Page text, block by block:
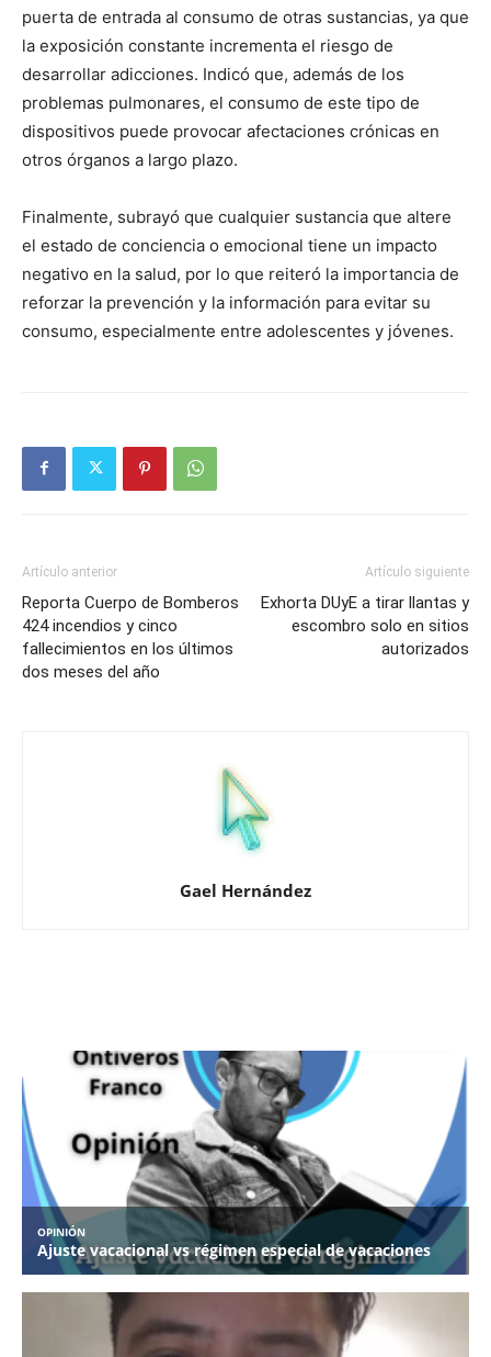
puerta de entrada al consumo de otras sustancias, ya que
la exposición constante incrementa el riesgo de
desarrollar adicciones. Indicó que, además de los
problemas pulmonares, el consumo de este tipo de
dispositivos puede provocar afectaciones crónicas en
otros órganos a largo plazo.
Finalmente, subrayó que cualquier sustancia que altere
el estado de conciencia o emocional tiene un impacto
negativo en la salud, por lo que reiteró la importancia de
reforzar la prevención y la información para evitar su
consumo, especialmente entre adolescentes y jóvenes.
Artículo anterior
Reporta Cuerpo de Bomberos
424 incendios y cinco
fallecimientos en los últimos
dos meses del año
Artículo siguiente
Exhorta DUyE a tirar llantas y
escombro solo en sitios
autorizados
Gael Hernández